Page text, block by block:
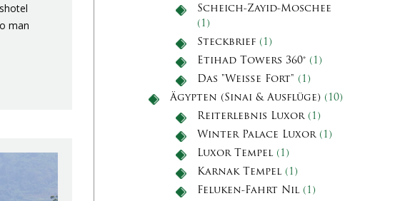
man
Scheich-Zayid-Moschee
(1)
Steckbrief (1)
Etihad Towers 360° (1)
Das "Weiße Fort" (1)
Ägypten (Sinai & Ausflüge) (10)
Reiterlebnis Luxor(1)
Winter Palace Luxor(1)
Luxor Tempel (1)
Karnak Tempel (1)
Feluken-Fahrt Nil (1)